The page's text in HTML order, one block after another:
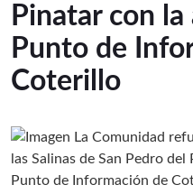
Pinatar con la
Punto de
Coterillo